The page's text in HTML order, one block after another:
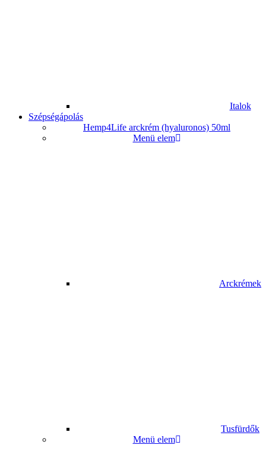
Italok
Szépségápolás
Hemp4Life arckrém (hyaluronos) 50ml
Menü elem
Arckrémek
Tusfürdők
Menü elem